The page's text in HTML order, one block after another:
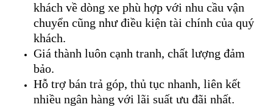
khách về dòng xe phù hợp với nhu cầu vận
chuyển cũng như điều kiện tài chính của quý
khách.
Giá thành luôn cạnh tranh, chất lượng đảm
bảo.
Hỗ trợ bán trả góp, thủ tục nhanh, liên kết
nhiều ngân hàng với lãi suất ưu đãi nhất.